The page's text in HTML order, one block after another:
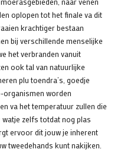
oplopen tot het finale va dit
krachtiger bestaan
bij verschillende menselijke
het verbranden vanuit
ook tal van natuurlijke
plu toendra’s, goedje
organismen worden
va het temperatuur zullen die
zelfs totdat nog plas
ervoor dit jouw je inherent
tweedehands kunt nakijken.